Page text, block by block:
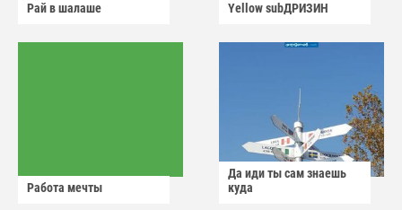
Рай в шалаше Yellow subДРИЗИН
Работа мечты
Да иди ты сам знаешь
куда